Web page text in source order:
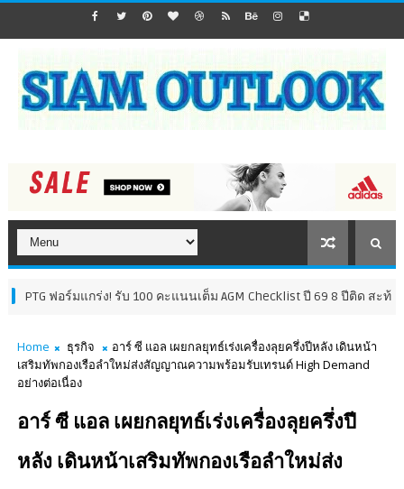
ร์มแกร่ง! รับ 100 คะแนนเต็ม AGM Checklist ปี 69 8 ปีติด สะท้อนธรรมาภิ
Home ธุรกิจ
อาร์ ซี แอล เผยกลยุทธ์เร่งเครื่องลุยครึ่งปีหลัง เดินหน้า
เสริมทัพกองเรือลำใหม่ส่งสัญญาณความพร้อมรับเทรนด์ High Demand
อย่างต่อเนื่อง
อาร์ ซี แอล เผยกลยุทธ์เร่งเครื่องลุยครึ่งปี
หลัง เดินหน้าเสริมทัพกองเรือลำใหม่ส่ง